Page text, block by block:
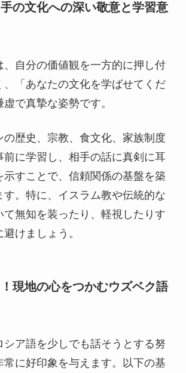
の文化への深い敬意と学習意
、自分の価値観を一方的に押し付
、「あなたの文化を学ばせてくだ
で真摯な姿勢です。
の歴史、宗教、食文化、家族制度
前に学習し、相手の話に真剣に耳
示すことで、信頼関係の基盤を築
す。特に、イスラム教や伝統的な
て無知を装ったり、軽視したりす
けましょう。
現地の心をつかむウズベク語
シア語を少しでも話そうとする努
常に好印象を与えます。以下の基